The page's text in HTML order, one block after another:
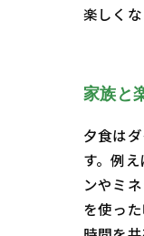
楽しく
家族と
夕食は
す。例
ンやミ
を使っ